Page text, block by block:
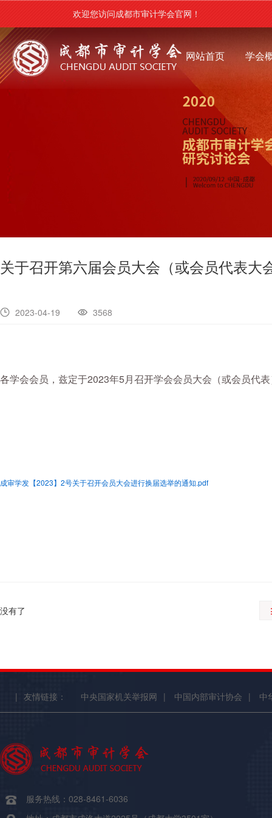
欢迎您访问成都市审计学会官网！
网站首页 学会
关于召开第六届会员大会（或会员代表大
2023-04-19 3568
各学会会员，兹定于2023年5月召开学会会员大会（或会员代
成审学发【2023】2号关于召开会员大会进行换届选举的通知.pdf
没有了
| 友情链接： 中央国家机关举报网 | 中国内部审计协会 | 中
服务热线：028-8461-6036